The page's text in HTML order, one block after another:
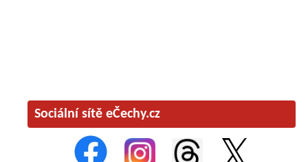
Sociální sítě eČechy.cz